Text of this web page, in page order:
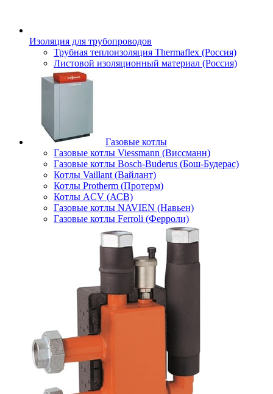
Изоляция для трубопроводов
Трубная теплоизоляция Thermaflex (Россия)
Листовой изоляционный материал (Россия)
Газовые котлы
Газовые котлы Viessmann (Виссманн)
Газовые котлы Bosch-Buderus (Бош-Будерас)
Котлы Vaillant (Вайлант)
Котлы Protherm (Протерм)
Котлы ACV (АСВ)
Газовые котлы NAVIEN (Навьен)
Газовые котлы Ferroli (Ферроли)